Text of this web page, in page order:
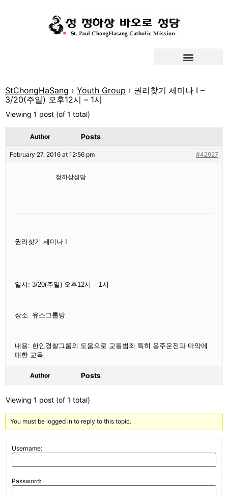
StChongHaSang › Youth Group › 권리찾기 세미나 I –
3/20(주일) 오후12시 – 1시
Viewing 1 post (of 1 total)
Author Posts
February 27, 2016 at 12:56 pm #42927
정하상성당
권리찾기 세미나 I
일시: 3/20(주일) 오후12시 – 1시
장소: 유스그룹방
내용: 한인경찰그룹의 도움으로 교통범죄 특히 음주운전과 마약에
대한 교육
Author Posts
Viewing 1 post (of 1 total)
You must be logged in to reply to this topic.
Username:
Password: